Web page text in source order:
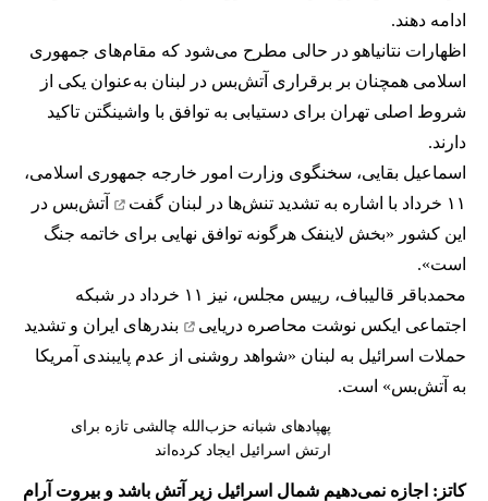
ادامه دهند.
اظهارات نتانیاهو در حالی مطرح می‌شود که مقام‌های جمهوری
اسلامی همچنان بر برقراری آتش‌بس در لبنان به‌عنوان یکی از
شروط اصلی تهران برای دستیابی به توافق با واشینگتن تاکید
دارند.
اسماعیل بقایی، سخنگوی وزارت امور خارجه جمهوری اسلامی،
۱۱ خرداد با اشاره به تشدید تنش‌ها در لبنان
گفت
آتش‌بس در
این کشور «بخش لاینفک هرگونه توافق نهایی برای خاتمه جنگ
است».
محمدباقر قالیباف، رییس مجلس، نیز ۱۱ خرداد در شبکه
اجتماعی ایکس نوشت محاصره دریایی
بندرهای ایران و تشدید
حملات اسرائیل به لبنان «شواهد روشنی از عدم پایبندی آمریکا
به آتش‌بس» است.
پهپادهای شبانه حزب‌الله چالشی تازه برای
ارتش اسرائیل ایجاد کرده‌اند
کاتز: اجازه نمی‌دهیم شمال اسرائیل زیر آتش باشد و بیروت آرام